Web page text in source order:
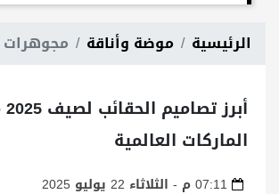
الرئيسية موضة وأناقة مجوهرات
الماركات العالمية